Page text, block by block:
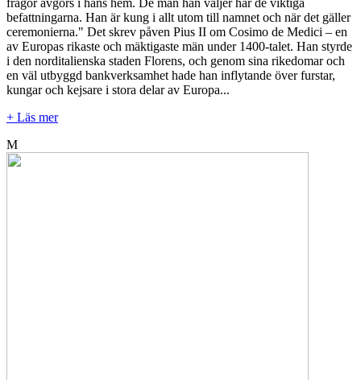
befattningarna. Han är kung i allt utom till namnet och när det gäller
ceremonierna." Det skrev påven Pius II om Cosimo de Medici – en
av Europas rikaste och mäktigaste män under 1400-talet. Han styrde
i den norditalienska staden Florens, och genom sina rikedomar och
en väl utbyggd bankverksamhet hade han inflytande över furstar,
kungar och kejsare i stora delar av Europa...
+ Läs mer
M